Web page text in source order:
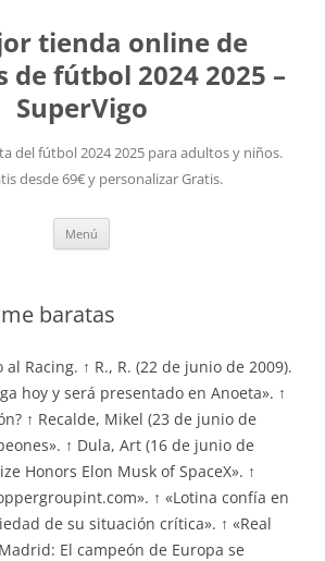
tienda online de
de fútbol 2024 2025 –
SuperVigo
del fútbol 2024 2025 para adultos y niños.
desde 69€ y personalizar Gratis.
Menú
baratas
Racing. ↑ R., R. (22 de junio de 2009).
hoy y será presentado en Anoeta». ↑
↑ Recalde, Mikel (23 de junio de
↑ Dula, Art (16 de junio de
Honors Elon Musk of SpaceX». ↑
↑ «Lotina confía en
de su situación crítica». ↑ «Real
El campeón de Europa se